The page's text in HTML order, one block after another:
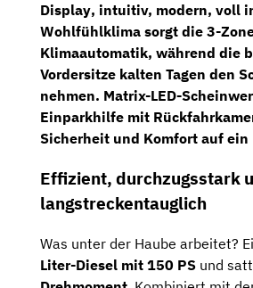
Display, intuitiv, modern, voll
Wohlfühlklima sorgt die 3-
Klimaautomatik, während die
Vordersitze kalten Tagen den
nehmen. Matrix-LED-
Einparkhilfe mit
Sicherheit und Komfort auf ein
Effizient, durchzugsstark
langstreckentauglich
Was unter der Haube arbeitet?
Liter-Diesel mit 150 PS und